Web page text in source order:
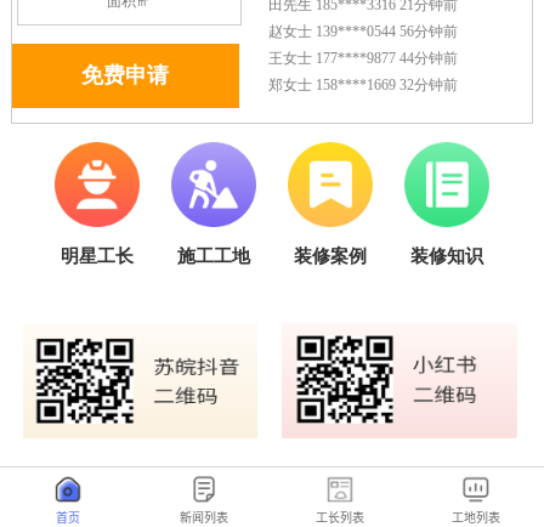
首页 新闻列表 工长列表 工地列表